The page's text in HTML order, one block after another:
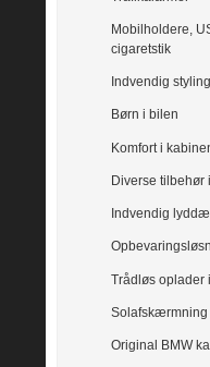
Mobilholdere,
cigaretstik
Indvendig styling
Børn i bilen
Komfort i
Diverse tilbehør
Indvendig
Trådløs oplader
Solafskærmning
Original BMW